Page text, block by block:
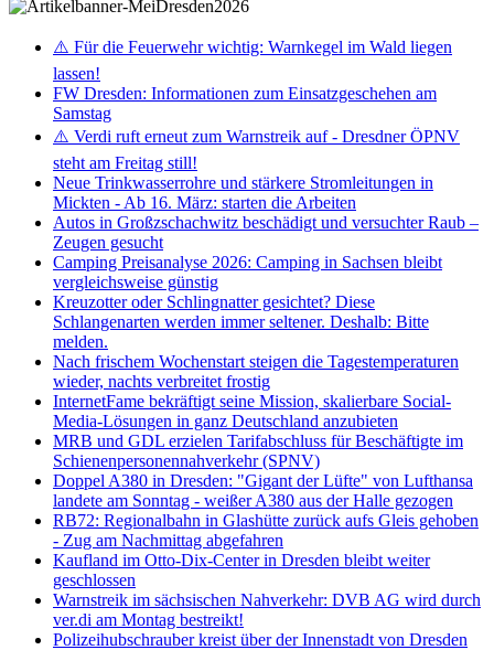
⚠️ Für die Feuerwehr wichtig: Warnkegel im Wald liegen
lassen!
FW Dresden: Informationen zum Einsatzgeschehen am
Samstag
⚠️ Verdi ruft erneut zum Warnstreik auf - Dresdner ÖPNV
steht am Freitag still!
Neue Trinkwasserrohre und stärkere Stromleitungen in
Mickten - Ab 16. März: starten die Arbeiten
Autos in Großzschachwitz beschädigt und versuchter Raub –
Zeugen gesucht
Camping Preisanalyse 2026: Camping in Sachsen bleibt
vergleichsweise günstig
Kreuzotter oder Schlingnatter gesichtet? Diese
Schlangenarten werden immer seltener. Deshalb: Bitte
melden.
Nach frischem Wochenstart steigen die Tagestemperaturen
wieder, nachts verbreitet frostig
InternetFame bekräftigt seine Mission, skalierbare Social-
Media-Lösungen in ganz Deutschland anzubieten
MRB und GDL erzielen Tarifabschluss für Beschäftigte im
Schienenpersonennahverkehr (SPNV)
Doppel A380 in Dresden: "Gigant der Lüfte" von Lufthansa
landete am Sonntag - weißer A380 aus der Halle gezogen
RB72: Regionalbahn in Glashütte zurück aufs Gleis gehoben
- Zug am Nachmittag abgefahren
Kaufland im Otto-Dix-Center in Dresden bleibt weiter
geschlossen
Warnstreik im sächsischen Nahverkehr: DVB AG wird durch
ver.di am Montag bestreikt!
Polizeihubschrauber kreist über der Innenstadt von Dresden